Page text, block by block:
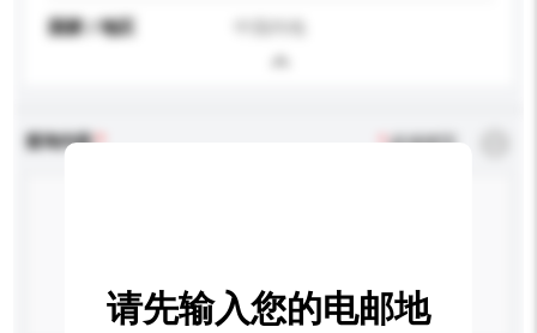
国家 / 地区
查询内容 *必须填写
请先输入您的电邮地